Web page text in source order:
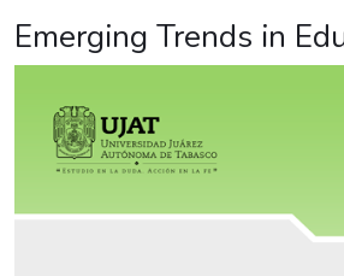
Emerging Trends in